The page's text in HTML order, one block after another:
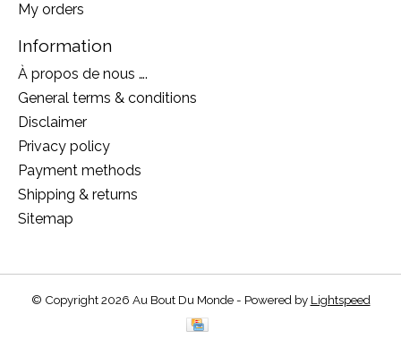
My orders
Information
À propos de nous ….
General terms & conditions
Disclaimer
Privacy policy
Payment methods
Shipping & returns
Sitemap
© Copyright 2026 Au Bout Du Monde - Powered by Lightspeed